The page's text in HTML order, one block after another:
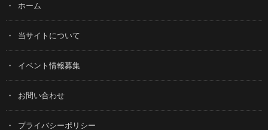
ホーム
当サイトについて
イベント情報募集
お問い合わせ
プライバシーポリシー